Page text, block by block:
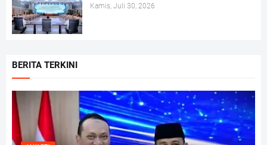
Kamis, Juli 30, 2026
BERITA TERKINI